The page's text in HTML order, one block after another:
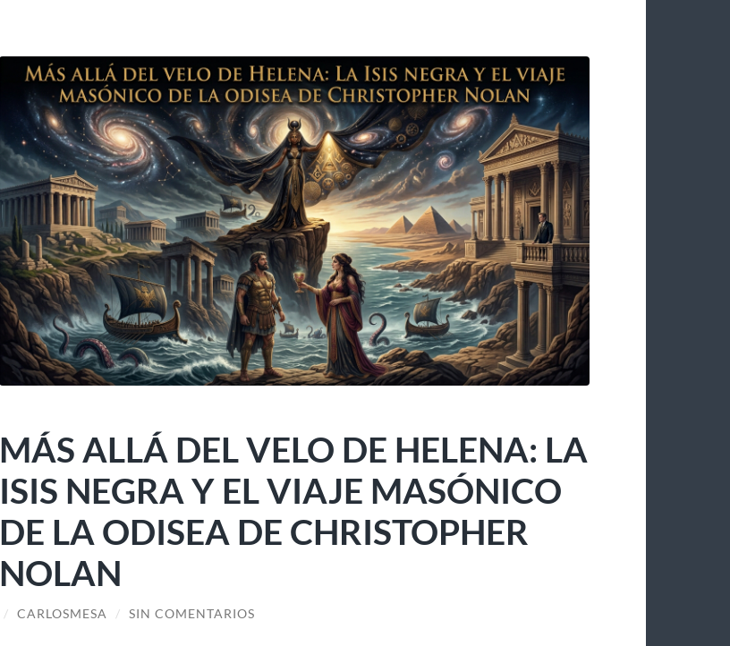
MÁS ALLÁ DEL VELO DE HELENA: LA
ISIS NEGRA Y EL VIAJE MASÓNICO
DE LA ODISEA DE CHRISTOPHER
NOLAN
/ CARLOSMESA / SIN COMENTARIOS